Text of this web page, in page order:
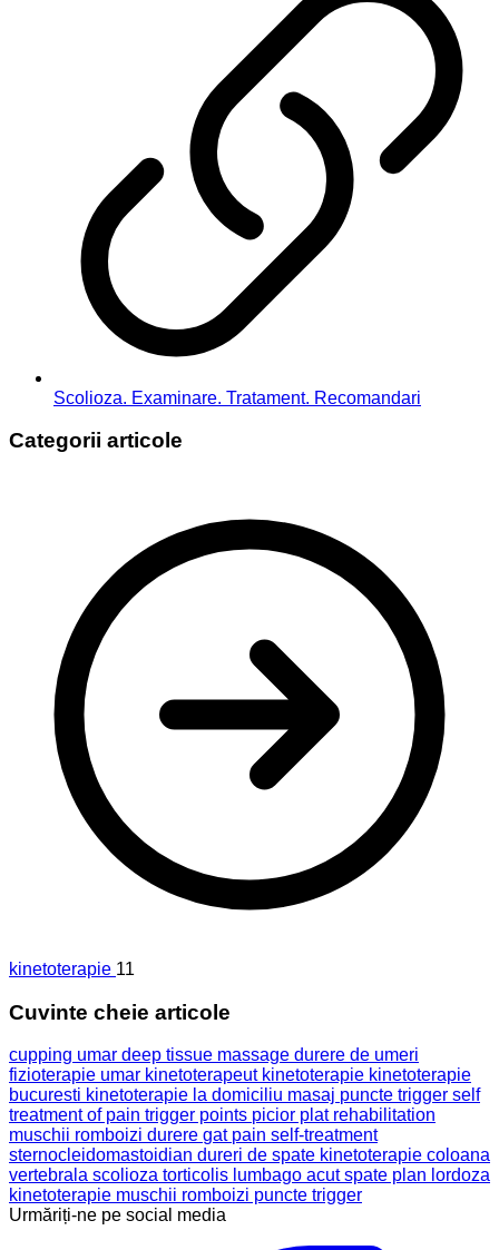
Scolioza. Examinare. Tratament. Recomandari
Categorii articole
kinetoterapie 11
Cuvinte cheie articole
cupping umar deep tissue massage durere de umeri
fizioterapie umar kinetoterapeut kinetoterapie kinetoterapie
bucuresti kinetoterapie la domiciliu masaj puncte trigger self
treatment of pain trigger points picior plat rehabilitation
muschii romboizi durere gat pain self-treatment
sternocleidomastoidian dureri de spate kinetoterapie coloana
vertebrala scolioza torticolis lumbago acutspate plan lordoza
kinetoterapie muschii romboizi puncte trigger
Urmăriți-ne pe social media